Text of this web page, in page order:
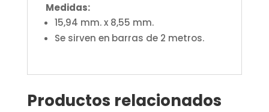
Medidas:
15,94 mm. x 8,55 mm.
Se sirven en barras de 2 metros.
Productos relacionados